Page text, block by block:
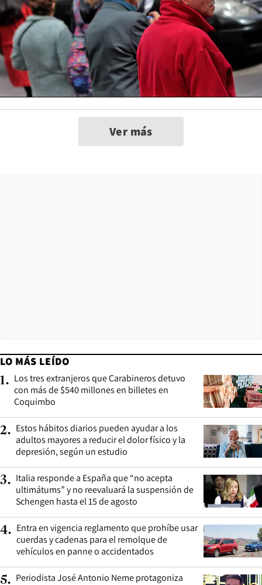
Ver más
LO MÁS LEÍDO
1. Los tres extranjeros que Carabineros detuvo
con más de $540 millones en billetes en
Coquimbo
2. Estos hábitos diarios pueden ayudar a los
adultos mayores a reducir el dolor físico y la
depresión, según un estudio
3. Italia responde a España que “no acepta
ultimátums” y no reevaluará la suspensión de
Schengen hasta el 15 de agosto
4. Entra en vigencia reglamento que prohíbe usar
cuerdas y cadenas para el remolque de
vehículos en panne o accidentados
5. Periodista José Antonio Neme protagoniza